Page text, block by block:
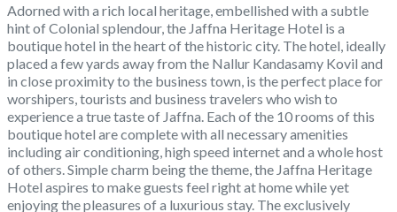
Adorned with a rich local heritage, embellished with a subtle
hint of Colonial splendour, the Jaffna Heritage Hotel is a
boutique hotel in the heart of the historic city. The hotel, ideally
placed a few yards away from the Nallur Kandasamy Kovil and
in close proximity to the business town, is the perfect place for
worshipers, tourists and business travelers who wish to
experience a true taste of Jaffna. Each of the 10 rooms of this
boutique hotel are complete with all necessary amenities
including air conditioning, high speed internet and a whole host
of others. Simple charm being the theme, the Jaffna Heritage
Hotel aspires to make guests feel right at home while yet
enjoying the pleasures of a luxurious stay. The exclusively